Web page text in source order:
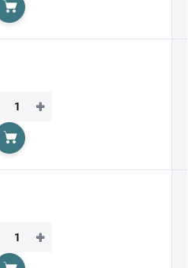
Do košíku
+
Do košíku
+